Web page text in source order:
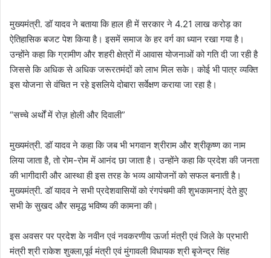
मुख्यमंत्री. डॉ यादव ने बताया कि हाल ही में सरकार ने 4.21 लाख करोड़ का
ऐतिहासिक बजट पेश किया है। इसमें समाज के हर वर्ग का ध्यान रखा गया है।
उन्होंने कहा कि ग्रामीण और शहरी क्षेत्रों में आवास योजनाओं को गति दी जा रही है
जिससे कि अधिक से अधिक जरूरतमंदों को लाभ मिल सके। कोई भी पात्र व्यक्ति
इस योजना से वंचित न रहे इसलिये दोबारा सर्वेक्षण कराया जा रहा है।
“सच्चे अर्थों में रोज़ होली और दिवाली”
मुख्यमंत्री. डॉ यादव ने कहा कि जब भी भगवान श्रीराम और श्रीकृष्ण का नाम
लिया जाता है, तो रोम-रोम में आनंद छा जाता है। उन्होंने कहा कि प्रदेश की जनता
की भागीदारी और आस्था ही इस तरह के भव्य आयोजनों को सफल बनाती है।
मुख्यमंत्री. डॉ यादव ने सभी प्रदेशवासियों को रंगपंचमी की शुभकामनाएं देते हुए
सभी के सुखद और समृद्ध भविष्य की कामना की।
इस अवसर पर प्रदेश के नवीन एवं नवकरणीय ऊर्जा मंत्री एवं जिले के प्रभारी
मंत्री श्री राकेश शुक्ला,पूर्व मंत्री एवं मुंगावली विधायक श्री बृजेन्द्र सिंह